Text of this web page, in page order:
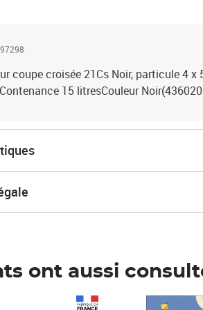
coupe croisée 21Cs Noir, particule 4
15 litresCouleur
ont aussi
Prix 6,25€ HT